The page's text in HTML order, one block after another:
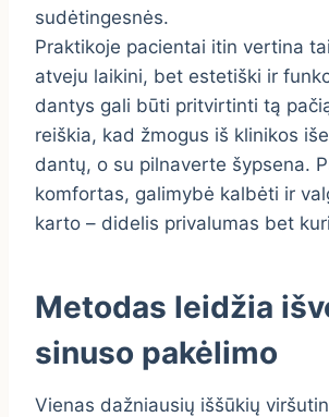
sudėtingesnės.
Praktikoje pacientai itin vertina
atveju laikini, bet estetiški ir
dantys gali būti pritvirtinti tą
reiškia, kad žmogus iš klinikos
dantų, o su pilnaverte šypsena.
komfortas, galimybė kalbėti ir
karto – didelis privalumas bet
Metodas leidžia
sinuso pakėlimo
Vienas dažniausių iššūkių